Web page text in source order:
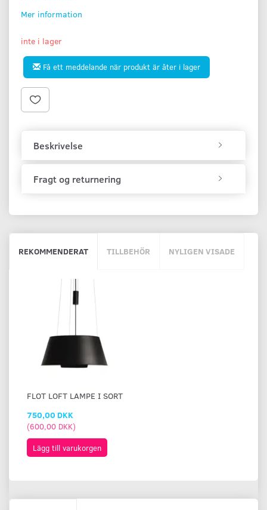
Mer information
inte i lager
Få ett meddelande när produkt är åter i lager
Beskrivelse
Fragt og returnering
REKOMMENDERAT TILLBEHÖR NYLIGEN VISADE
FLOT LOFT LAMPE I SORT
750,00 DKK
(600,00 DKK)
Lägg till varukorgen